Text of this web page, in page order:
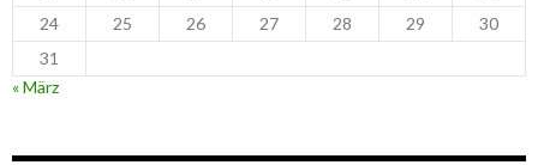
24
25 26 27 28 29
30
31
« März